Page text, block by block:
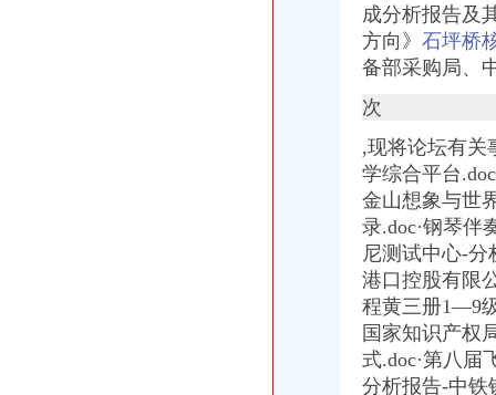
数十名外卖小哥被罚当“学生”抄写交规-上游新闻汇聚向上的力量
重庆明翼科技有限公司,重庆市九龙坡区渝州路29号华宇名都城8-21
重庆恩隆科技有限公司,重庆市九龙坡区石桥铺渝州路31号华宇名都
六核双路同出正睿ZI2TW5-6636P价-正睿ZI2TW5-6636P_重庆工作
连夜洗脸4小时重庆渝州路名人雕塑焕然一新（图）_金羊网新闻
重庆内资公司注册：江北大石坝工商注册代帐一站式服务不办个体-
【根据地火锅加盟费】加盟重庆根据地火锅需要多少钱？加盟费9.8万
成分析报告及
方向》 石坪桥
备部采购局、
次
,现将论坛有关
学综合平台
金山想象与世
录.doc·钢琴伴
尼测试中心-分
港口控股有限
程黄三册1—9
国家知识产权
式.doc·第八届
分析报告-中铁